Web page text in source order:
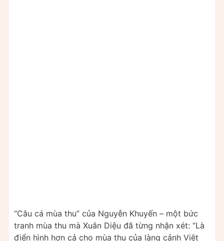
“Câu cá mùa thu” của Nguyễn Khuyến – một bức
tranh mùa thu mà Xuân Diệu đã từng nhận xét: “Là
điển hình hơn cả cho mùa thu của làng cảnh Việt